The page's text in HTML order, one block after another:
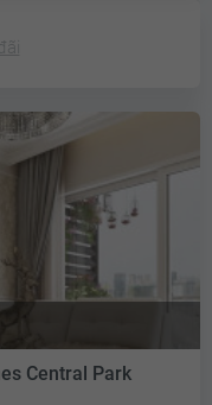
Central Park